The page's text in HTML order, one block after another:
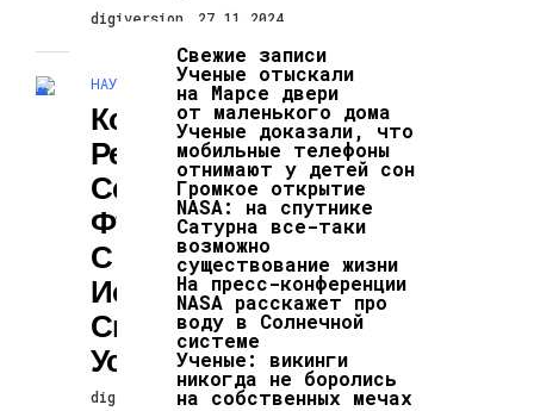
digiversion 27.11.2024
НАУКА И ТЕХНОЛОГИИ
Команда
Реализует
Сенсорные
Функции Мозга
С Помощью
Искусственных
Синаптических
Устройств
digiversion 27.11.2024
Свежие записи
Ученые отыскали
на Марсе двери
от маленького дома
Ученые доказали, что
мобильные телефоны
отнимают у детей сон
Громкое открытие
NASA: на спутнике
Сатурна все-таки
возможно
существование жизни
На пресс-конференции
NASA расскажет про
воду в Солнечной
системе
Ученые: викинги
никогда не боролись
на собственных мечах